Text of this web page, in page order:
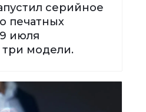
серийное
печатных
июля
три модели.